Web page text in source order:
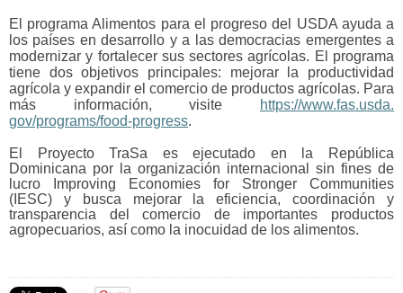
El programa Alimentos para el progreso del USDA ayuda a
los países en desarrollo y a las democracias emergentes a
modernizar y fortalecer sus sectores agrícolas. El programa
tiene dos objetivos principales: mejorar la productividad
agrícola y expandir el comercio de productos agrícolas. Para
más información, visite
https://www.fas.usda.
gov/programs/food-progress.
El Proyecto TraSa es ejecutado en la República
Dominicana por la organización internacional sin fines de
lucro Improving Economies for Stronger Communities
(IESC) y busca mejorar la eficiencia, coordinación y
transparencia del comercio de importantes productos
agropecuarios, así como la inocuidad de los alimentos.